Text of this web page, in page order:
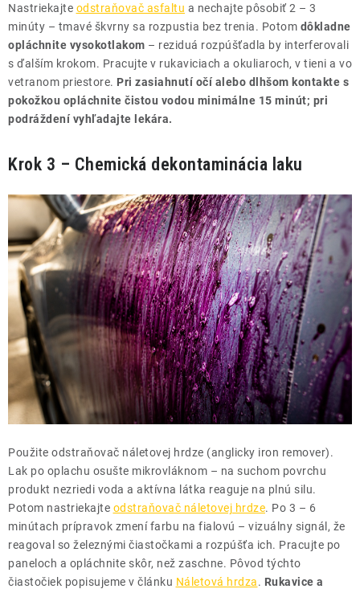
Nastriekajte odstraňovač asfaltu a nechajte pôsobiť 2 – 3
minúty – tmavé škvrny sa rozpustia bez trenia. Potom dôkladne
opláchnite vysokotlakom – reziduá rozpúšťadla by interferovali
s ďalším krokom. Pracujte v rukaviciach a okuliaroch, v tieni a vo
vetranom priestore. Pri zasiahnutí očí alebo dlhšom kontakte s
pokožkou opláchnite čistou vodou minimálne 15 minút; pri
podráždení vyhľadajte lekára.
Krok 3 – Chemická dekontaminácia laku
Použite odstraňovač náletovej hrdze (anglicky iron remover).
Lak po oplachu osušte mikrovláknom – na suchom povrchu
produkt nezriedi voda a aktívna látka reaguje na plnú silu.
Potom nastriekajte odstraňovač náletovej hrdze. Po 3 – 6
minútach prípravok zmení farbu na fialovú – vizuálny signál, že
reagoval so železnými čiastočkami a rozpúšťa ich. Pracujte po
paneloch a opláchnite skôr, než zaschne. Pôvod týchto
čiastočiek popisujeme v článku Náletová hrdza. Rukavice a